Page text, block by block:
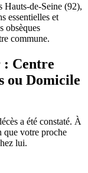
Hauts-de-Seine (92),
essentielles et
obsèques
commune.
: Centre
ou Domicile
a été constaté. À
que votre proche
lui.